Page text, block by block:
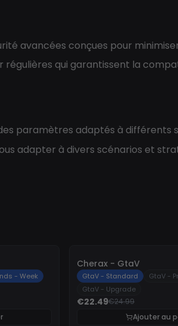
avancées conçues pour
régulières qui garantissent la
paramètres adaptés à différents
adapter à divers scénarios et
- Week
-
Cherax - GtaV
GtaV - Standard
GtaV -
GtaV - Upgrade
€22.49€24.99
Ajouter au